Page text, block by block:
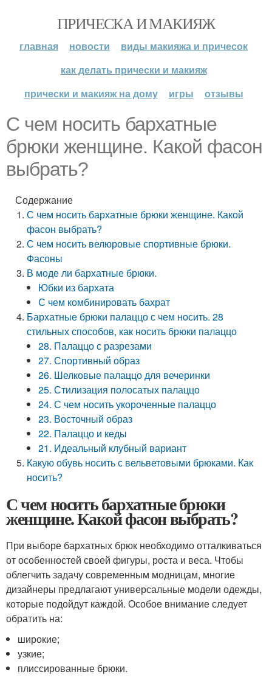
ПРИЧЕСКА И МАКИЯЖ
главная новости
виды макияжа и причесок
как делать прически и макияж
прически и макияж на дому
игры отзывы
С чем носить бархатные
брюки женщине. Какой фасон
выбрать?
Содержание
С чем носить бархатные брюки женщине. Какой
фасон выбрать?
С чем носить велюровые спортивные брюки.
Фасоны
В моде ли бархатные брюки.
Юбки из бархата
С чем комбинировать бахрат
Бархатные брюки палаццо с чем носить. 28
стильных способов, как носить брюки палаццо
28. Палаццо с разрезами
27. Спортивный образ
26. Шелковые палаццо для вечеринки
25. Стилизация полосатых палаццо
24. С чем носить укороченные палаццо
23. Восточный образ
22. Палаццо и кеды
21. Идеальный клубный вариант
Какую обувь носить с вельветовыми брюками. Как
носить?
С чем носить бархатные брюки
женщине. Какой фасон выбрать?
При выборе бархатных брюк необходимо отталкиваться
от особенностей своей фигуры, роста и веса. Чтобы
облегчить задачу современным модницам, многие
дизайнеры предлагают универсальные модели одежды,
которые подойдут каждой. Особое внимание следует
обратить на:
широкие;
узкие;
плиссированные брюки.